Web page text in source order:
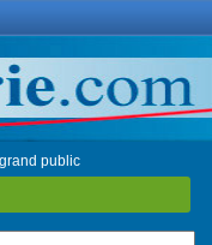
public